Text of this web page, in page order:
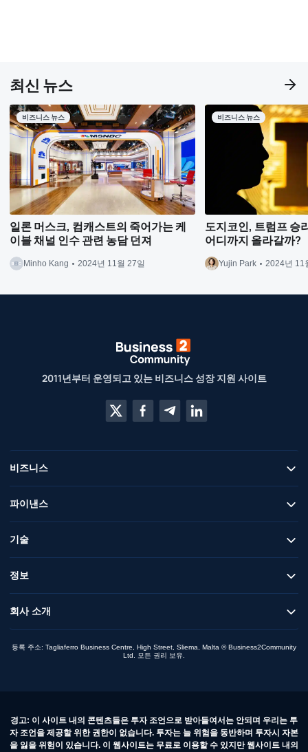
최신 뉴스
일론 머스크, 컴캐스트의 죽어가는 케
이블 채널 인수 관련 농담 던져
Minho Kang 2024년 11월 27일
비즈니스 뉴스
도지코인, 트럼프 승
어디까지 올라갈까?
Yujin Park 2024년 11
비즈니스 뉴스
2011년부터 운영되고 있는 비즈니스 성장 지원 사이트
비즈니스
파이낸스
기술
정보
회사 소개
등록 주소: Tagliaferro Business Centre, High Street, Sliema, Malta © Business2Community
Ltd. 모든 권리 보유.
경고: 이 사이트 내의 콘텐츠들은 투자 조언으로 받아들여서는 안되며 우리는 투
자 조언을 제공할 위한 권한이 없습니다. 투자는 늘 위험을 동반하며 투자시 자본
을 잃을 위험이 있습니다. 이 웹사이트는 무료로 이용할 수 있지만 웹사이트 내의